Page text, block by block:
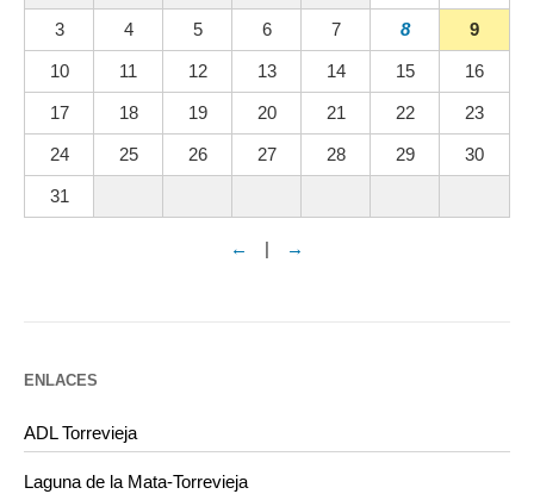
3 4 5 6 7 8 9
10 11 12 13 14 15 16
17 18 19 20 21 22 23
24 25 26 27 28 29 30
31
← | →
ENLACES
ADL Torrevieja
Laguna de la Mata-Torrevieja